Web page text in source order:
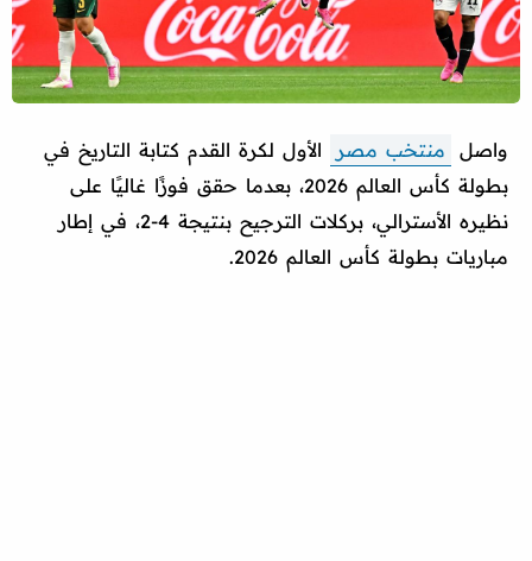
واصل منتخب مصر
الأول لكرة القدم كتابة التاريخ في
بطولة كأس العالم 2026، بعدما حقق فوزًا غاليًا على
نظيره الأسترالي، بركلات الترجيح بنتيجة 4-2، في إطار
مباريات بطولة كأس العالم 2026.